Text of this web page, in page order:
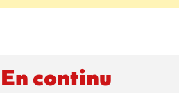
En continu